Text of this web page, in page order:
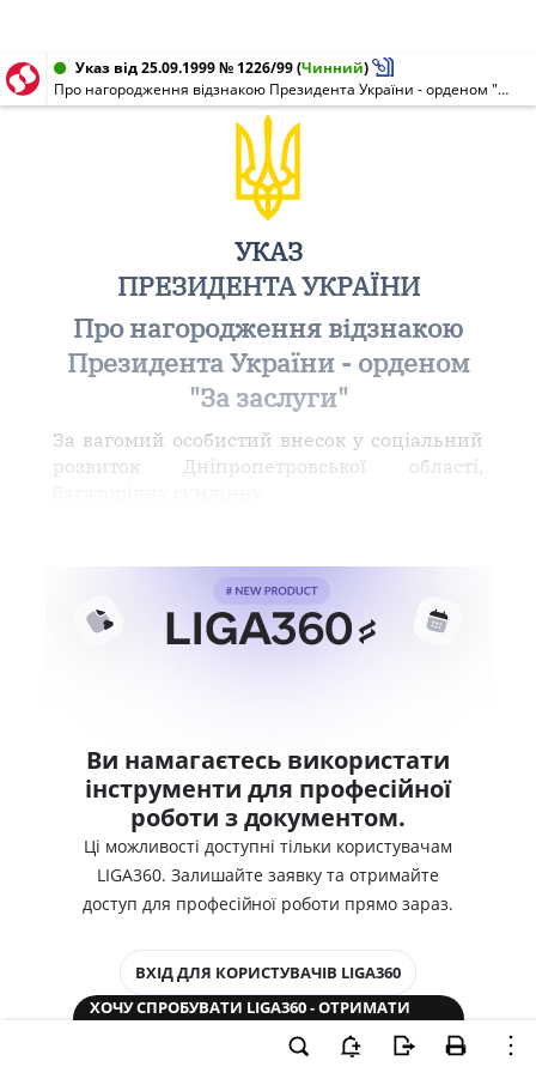
Указ від 25.09.1999 № 1226/99(Чинний)
Про нагородження відзнакою Президента України - орденом "За заслуги"
УКАЗ
ПРЕЗИДЕНТА УКРАЇНИ
Про нагородження відзнакою
Президента України - орденом
"За заслуги"
За вагомий особистий внесок у соціальний
розвиток Дніпропетровської області,
Ви намагаєтесь використати
інструменти для професійної
роботи з документом.
Ці можливості доступні тільки користувачам
LIGA360. Залишайте заявку та отримайте
доступ для професійної роботи прямо зараз.
ВХІД ДЛЯ КОРИСТУВАЧІВ LIGA360
ХОЧУ СПРОБУВАТИ LIGA360 - ОТРИМАТИ